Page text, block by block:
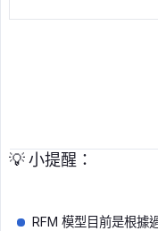
💡 小提醒：
RFM 模型目前是根據